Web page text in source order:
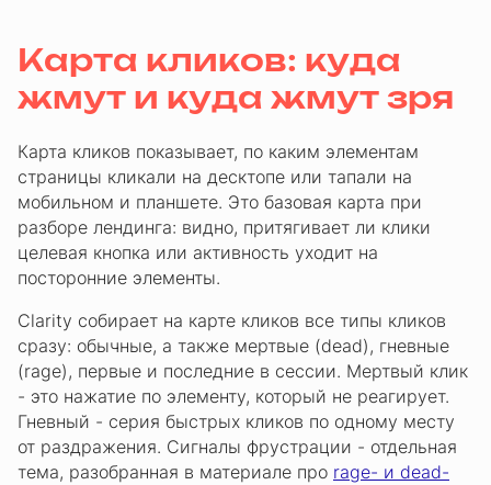
Карта кликов: куда
жмут и куда жмут зря
Карта кликов показывает, по каким элементам
страницы кликали на десктопе или тапали на
мобильном и планшете. Это базовая карта при
разборе лендинга: видно, притягивает ли клики
целевая кнопка или активность уходит на
посторонние элементы.
Clarity собирает на карте кликов все типы кликов
сразу: обычные, а также мертвые (dead), гневные
(rage), первые и последние в сессии. Мертвый клик
- это нажатие по элементу, который не реагирует.
Гневный - серия быстрых кликов по одному месту
от раздражения. Сигналы фрустрации - отдельная
тема, разобранная в материале про rage- и dead-